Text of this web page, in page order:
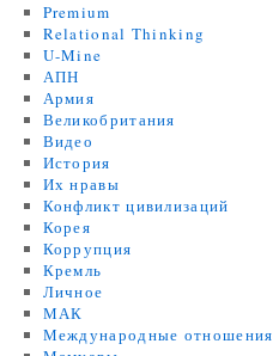
Premium
Relational Thinking
U-Mine
АПН
Армия
Великобритания
Видео
История
Их нравы
Конфликт цивилизаций
Корея
Коррупция
Кремль
Личное
МАК
Международные отношения